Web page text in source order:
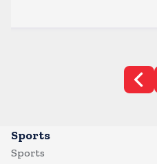
Sports
Sports